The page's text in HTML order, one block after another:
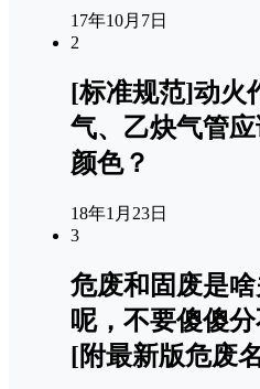
17年10月7日
2
[标准规范]动火
气、乙炔气管
颜色？
18年1月23日
3
危废和固废是
呢，不要傻傻
[附最新版危废